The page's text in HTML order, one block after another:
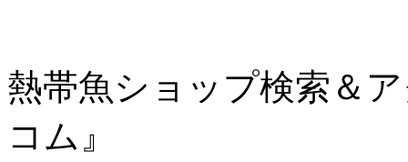
熱帯魚ショップ検索＆
コム』